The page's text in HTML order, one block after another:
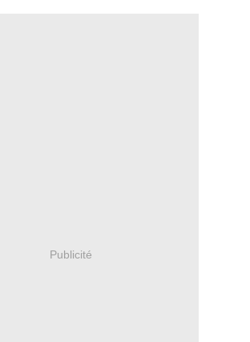
Publicité